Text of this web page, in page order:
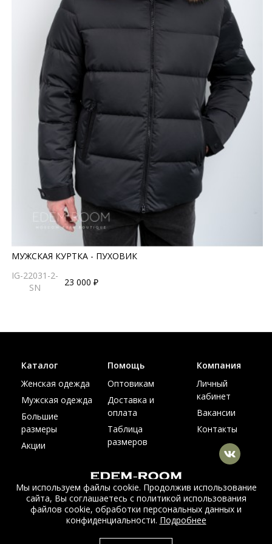
МУЖСКАЯ КУРТКА - ПУХОВИК
IG-22031-2-
SN
23 000 ₽
© Интернет магазин верхней одежды из меха и кожи
EDEM-ROOM 2011-2026
Каталог
Женская одежда
Мужская одежда
Большие
размеры
Акции
Помощь
Оптовикам
Доставка и
оплата
Таблица
размеров
Компания
Личный
кабинет
Вакансии
Контакты
Мы используем файлы cookie. Продолжив использование
сайта, Вы соглашаетесь с политикой использования
файлов cookie, обработки персональных данных и
конфиденциальности. Подробнее